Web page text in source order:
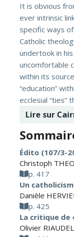
It is obvious
ever intrinsic
specific ways
Catholic
undertook in
uncomfortable
within its
“education”
ecclesial “ties”
Lire sur
Édito (107/3-
Christoph
p. 417
Un
Danièle
p. 425
La critique de
Olivier RIAUDEL